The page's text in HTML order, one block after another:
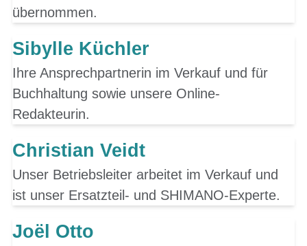
übernommen.
Sibylle Küchler
Ihre Ansprechpartnerin im Verkauf und für
Buchhaltung sowie unsere Online-
Redakteurin.
Christian Veidt
Unser Betriebsleiter arbeitet im Verkauf und
ist unser Ersatzteil- und SHIMANO-Experte.
Joël Otto